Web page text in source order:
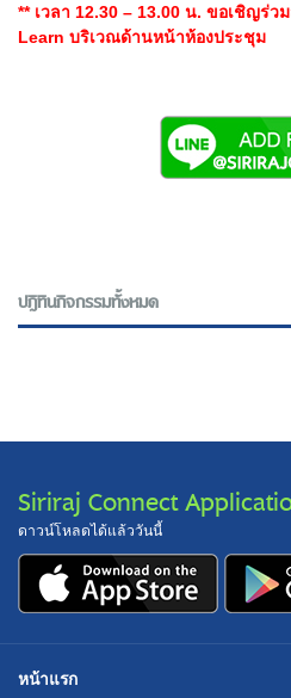
** เวลา 12.30 – 13.00 น. ขอเชิญร่ว
Learn บริเวณด้านหน้าห้องประชุม
ปฎิทินกิจกรรมทั้งหมด
Siriraj Connect
ดาวน์โหลดได้แล้ววันนี้
หน้าแรก